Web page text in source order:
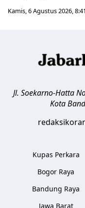
Kamis, 6 Agustus 2026,
Jl. Soekarno-Hatta
Kota
Kupas Perkara
Bogor Raya
Bandung Raya
Jawa Barat